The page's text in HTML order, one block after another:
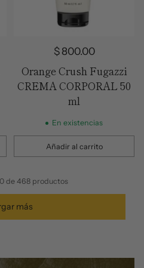
$ 800.00
Orange Crush Fugazzi
CREMA CORPORAL 50
ml
En existencias
Añadir al carrito
Cantidad
de 468 productos
más